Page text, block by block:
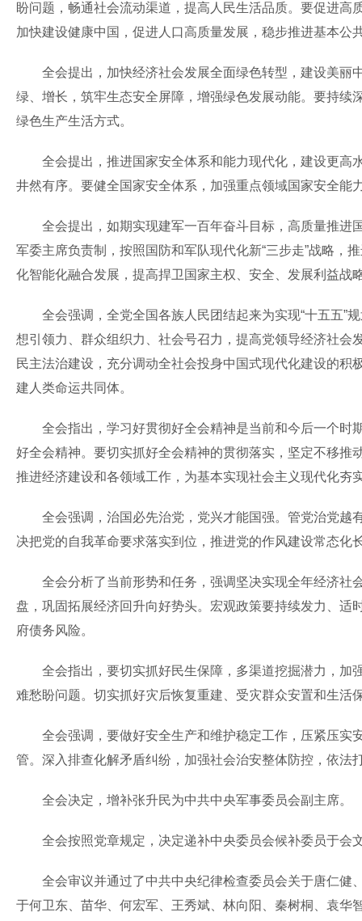
盼问题，畅通社会流动渠道，提高人民生活品质。要促进
加快建设健康中国，促进人口高质量发展，稳步推进基本公
全会提出，加快经济社会发展全面绿色转型，建设美丽
绿、增长，筑牢生态安全屏障，增强绿色发展动能。要持
绿色生产生活方式。
全会提出，推进国家安全体系和能力现代化，建设更高
井然有序。要健全国家安全体系，加强重点领域国家安全能
全会提出，如期实现建军一百年奋斗目标，高质量推进
军委主席负责制，按照国防和军队现代化新“三步走”战略，
化智能化融合发展，提高捍卫国家主权、安全、发展利益
全会强调，全党全国各族人民团结起来为实现“十五五”
想引领力、群众组织力、社会号召力，提高党领导经济社
民主法治建设，充分调动全社会投身中国式现代化建设的
建人类命运共同体。
全会指出，学习好贯彻好全会精神是当前和今后一个时
好全会精神。要切实抓好全会精神的贯彻落实，坚定不移
推进经济建设和各领域工作，为基本实现社会主义现代化夯
全会强调，治国必先治党，党兴才能国强。管党治党越
决把党的自我革命要求落实到位，推进党的作风建设常态化
全会分析了当前形势和任务，强调坚决实现全年经济社
盘，巩固拓展经济回升向好势头。宏观政策要持续发力、适
府债务风险。
全会指出，要切实抓好民生保障，多渠道挖掘潜力，加
难愁盼问题。切实抓好灾后恢复重建、受灾群众安置和生活
全会强调，要做好安全生产和维护稳定工作，压紧压实
管。深入排查化解矛盾纠纷，加强社会治安整体防控，依
全会决定，增补张升民为中共中央军事委员会副主席。
全会按照党章规定，决定递补中央委员会候补委员于会
全会审议并通过了中共中央纪律检查委员会关于唐仁健
于何卫东、苗华、何宏军、王秀斌、林向阳、秦树桐、袁